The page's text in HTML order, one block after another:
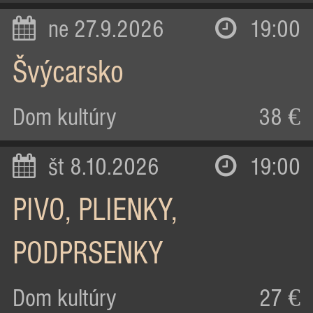
ne 27.9.2026 19:00
Švýcarsko
Dom kultúry 38 €
št 8.10.2026 19:00
PIVO, PLIENKY,
PODPRSENKY
Dom kultúry 27 €